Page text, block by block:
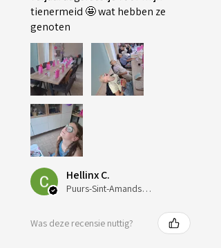
tienermeid 🤩 wat hebben ze
genoten
Hellinx C.
Puurs-Sint-Amands, Belgium
Was deze recensie nuttig?